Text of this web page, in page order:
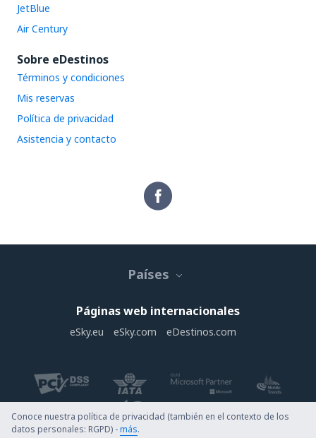
JetBlue
Air Century
Sobre eDestinos
Términos y condiciones
Mis reservas
Política de privacidad
Asistencia y contacto
Países
Páginas web internacionales
eSky.eu eSky.com eDestinos.com
Conoce nuestra política de privacidad (también en el contexto de los
datos personales: RGPD) -más.